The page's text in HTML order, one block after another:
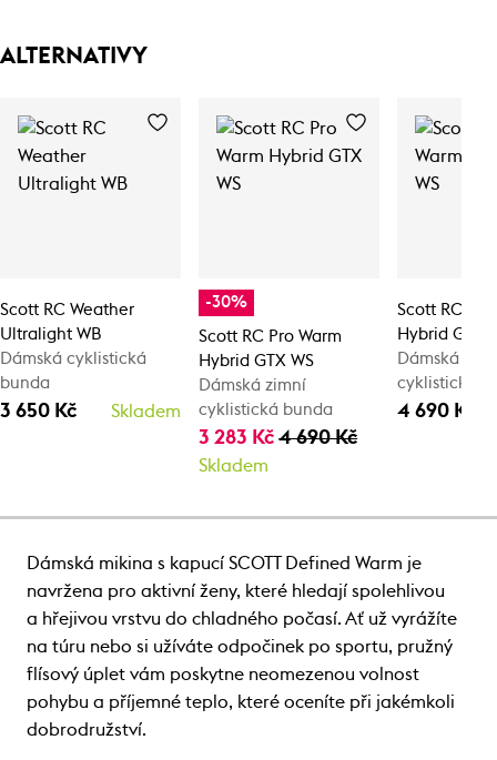
ALTERNATIVY
Scott RC Weather
Ultralight WB
Dámská cyklistická
bunda
3 650 Kč Skladem
-30%
Scott RC Pro Warm
Hybrid GTX WS
Dámská zimní
cyklistická bunda
3 283 Kč4 690 Kč
Skladem
Scott RC Pro
Hybrid GTX
Dámská
cyklistická
4 690 Kč
Dámská mikina s kapucí SCOTT Defined Warm je
navržena pro aktivní ženy, které hledají spolehlivou
a hřejivou vrstvu do chladného počasí. Ať už vyrážíte
na túru nebo si užíváte odpočinek po sportu, pružný
flísový úplet vám poskytne neomezenou volnost
pohybu a příjemné teplo, které oceníte při jakémkoli
dobrodružství.